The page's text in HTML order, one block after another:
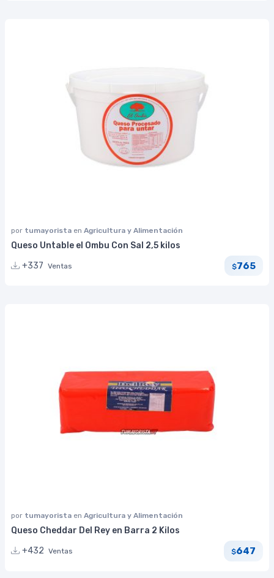
por tumayorista en Agricultura y Alimentación
Queso Untable el Ombu Con Sal 2,5 kilos
+337 Ventas $765
por tumayorista en Agricultura y Alimentación
Queso Cheddar Del Rey en Barra 2 Kilos
+432 Ventas $647